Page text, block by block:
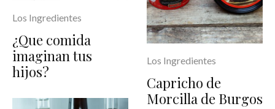
Los Ingredientes
¿Que comida
imaginan tus
hijos?
Los Ingredientes
Capricho de
Morcilla de Burgos